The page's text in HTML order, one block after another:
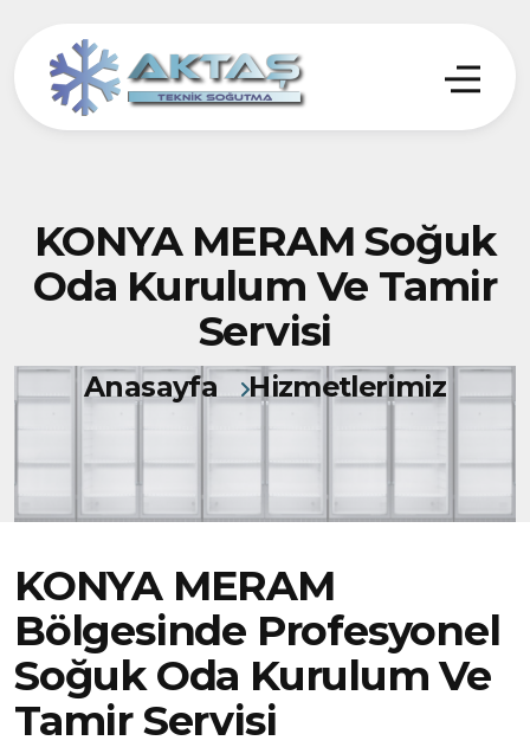
KONYA MERAM Soğuk
Oda Kurulum Ve Tamir
Servisi
Anasayfa Hizmetlerimiz
KONYA MERAM
Bölgesinde Profesyonel
Soğuk Oda Kurulum Ve
Tamir Servisi